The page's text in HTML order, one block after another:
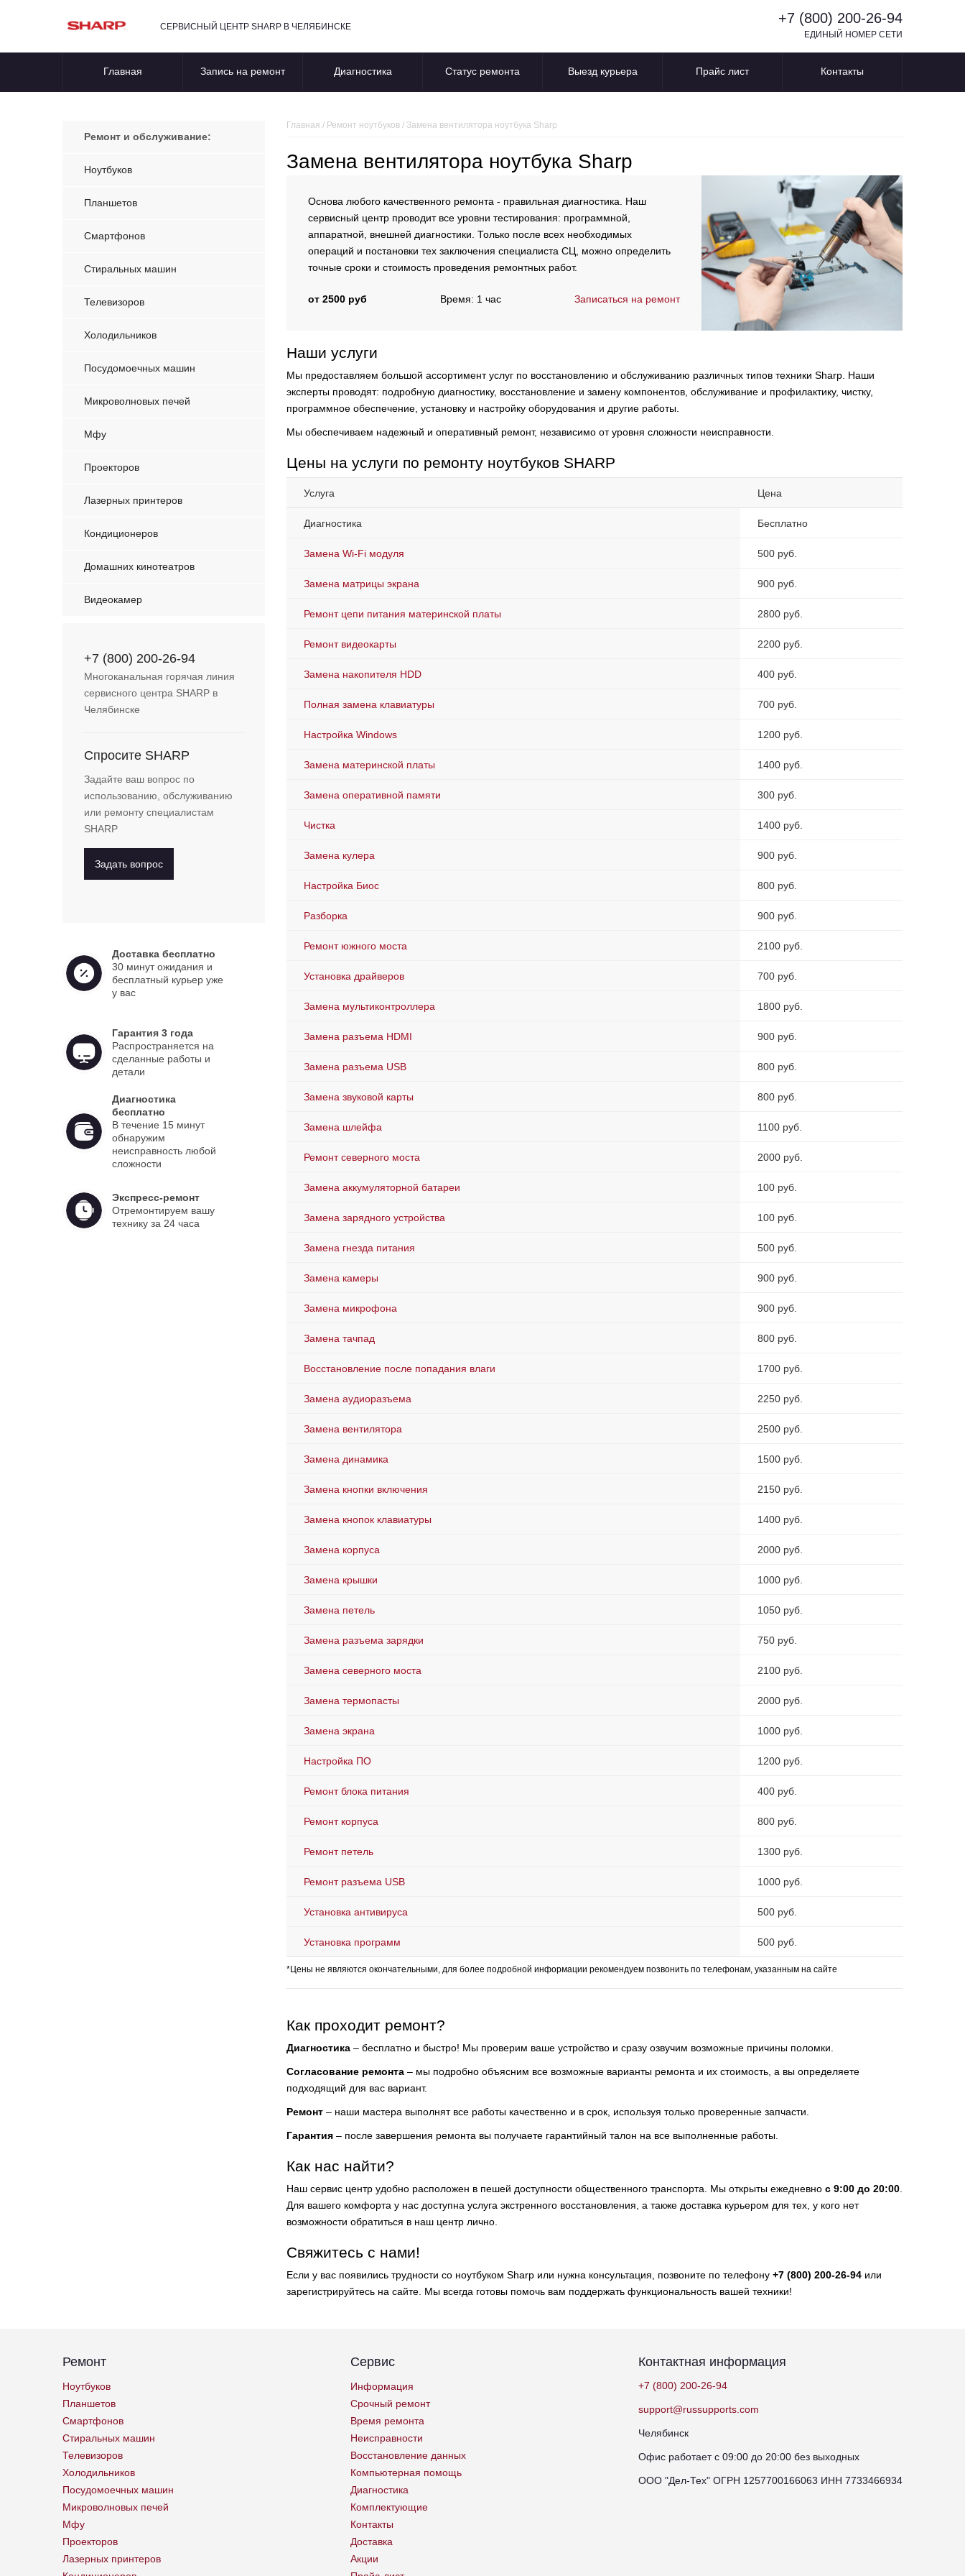
СЕРВИСНЫЙ ЦЕНТР SHARP В ЧЕЛЯБИНСКЕ
+7 (800) 200-26-94
ЕДИНЫЙ НОМЕР СЕТИ
Главная Запись на ремонт Диагностика Статус ремонта Выезд курьера Прайс лист Контакты
Ремонт и обслуживание:
Ноутбуков
Планшетов
Смартфонов
Стиральных машин
Телевизоров
Холодильников
Посудомоечных машин
Микроволновых печей
Мфу
Проекторов
Лазерных принтеров
Кондиционеров
Домашних кинотеатров
Видеокамер
+7 (800) 200-26-94
Многоканальная горячая линия
сервисного центра SHARP в
Челябинске
Спросите SHARP
Задайте ваш вопрос по
использованию, обслуживанию
или ремонту специалистам
SHARP
Задать вопрос
Доставка бесплатно
30 минут ожидания и
бесплатный курьер уже
у вас
Гарантия 3 года
Распространяется на
сделанные работы и
детали
Диагностика
бесплатно
В течение 15 минут
обнаружим
неисправность любой
сложности
Экспресс-ремонт
Отремонтируем вашу
технику за 24 часа
Главная / Ремонт ноутбуков / Замена вентилятора ноутбука Sharp
Замена вентилятора ноутбука Sharp
Основа любого качественного ремонта - правильная диагностика. Наш
сервисный центр проводит все уровни тестирования: программной,
аппаратной, внешней диагностики. Только после всех необходимых
операций и постановки тех заключения специалиста СЦ, можно определить
точные сроки и стоимость проведения ремонтных работ.
от 2500 руб Время: 1 час Записаться на ремонт
Наши услуги
Мы предоставляем большой ассортимент услуг по восстановлению и обслуживанию различных типов техники Sharp. Наши
эксперты проводят: подробную диагностику, восстановление и замену компонентов, обслуживание и профилактику, чистку,
программное обеспечение, установку и настройку оборудования и другие работы.
Мы обеспечиваем надежный и оперативный ремонт, независимо от уровня сложности неисправности.
Цены на услуги по ремонту ноутбуков SHARP
Услуга Цена
Диагностика Бесплатно
Замена Wi-Fi модуля 500 руб.
Замена матрицы экрана 900 руб.
Ремонт цепи питания материнской платы 2800 руб.
Ремонт видеокарты 2200 руб.
Замена накопителя HDD 400 руб.
Полная замена клавиатуры 700 руб.
Настройка Windows 1200 руб.
Замена материнской платы 1400 руб.
Замена оперативной памяти 300 руб.
Чистка 1400 руб.
Замена кулера 900 руб.
Настройка Биос 800 руб.
Разборка 900 руб.
Ремонт южного моста 2100 руб.
Установка драйверов 700 руб.
Замена мультиконтроллера 1800 руб.
Замена разъема HDMI 900 руб.
Замена разъема USB 800 руб.
Замена звуковой карты 800 руб.
Замена шлейфа 1100 руб.
Ремонт северного моста 2000 руб.
Замена аккумуляторной батареи 100 руб.
Замена зарядного устройства 100 руб.
Замена гнезда питания 500 руб.
Замена камеры 900 руб.
Замена микрофона 900 руб.
Замена тачпад 800 руб.
Восстановление после попадания влаги 1700 руб.
Замена аудиоразъема 2250 руб.
Замена вентилятора 2500 руб.
Замена динамика 1500 руб.
Замена кнопки включения 2150 руб.
Замена кнопок клавиатуры 1400 руб.
Замена корпуса 2000 руб.
Замена крышки 1000 руб.
Замена петель 1050 руб.
Замена разъема зарядки 750 руб.
Замена северного моста 2100 руб.
Замена термопасты 2000 руб.
Замена экрана 1000 руб.
Настройка ПО 1200 руб.
Ремонт блока питания 400 руб.
Ремонт корпуса 800 руб.
Ремонт петель 1300 руб.
Ремонт разъема USB 1000 руб.
Установка антивируса 500 руб.
Установка программ 500 руб.
*Цены не являются окончательными, для более подробной информации рекомендуем позвонить по телефонам, указанным на сайте
Как проходит ремонт?
Диагностика – бесплатно и быстро! Мы проверим ваше устройство и сразу озвучим возможные причины поломки.
Согласование ремонта – мы подробно объясним все возможные варианты ремонта и их стоимость, а вы определяете
подходящий для вас вариант.
Ремонт – наши мастера выполнят все работы качественно и в срок, используя только проверенные запчасти.
Гарантия – после завершения ремонта вы получаете гарантийный талон на все выполненные работы.
Как нас найти?
Наш сервис центр удобно расположен в пешей доступности общественного транспорта. Мы открыты ежедневно с 9:00 до 20:00
Для вашего комфорта у нас доступна услуга экстренного восстановления, а также доставка курьером для тех, у кого нет
возможности обратиться в наш центр лично.
Свяжитесь с нами!
Если у вас появились трудности со ноутбуком Sharp или нужна консультация, позвоните по телефону +7 (800) 200-26-94 или
зарегистрируйтесь на сайте. Мы всегда готовы помочь вам поддержать функциональность вашей техники!
Ремонт
Ноутбуков
Планшетов
Смартфонов
Стиральных машин
Телевизоров
Холодильников
Посудомоечных машин
Микроволновых печей
Мфу
Проекторов
Лазерных принтеров
Сервис
Информация
Срочный ремонт
Время ремонта
Неисправности
Восстановление данных
Компьютерная помощь
Диагностика
Комплектующие
Контакты
Доставка
Акции
Контактная информация
+7 (800) 200-26-94
support@russupports.com
Челябинск
Офис работает с 09:00 до 20:00 без выходных
ООО "Дел-Тех" ОГРН 1257700166063 ИНН 7733466934